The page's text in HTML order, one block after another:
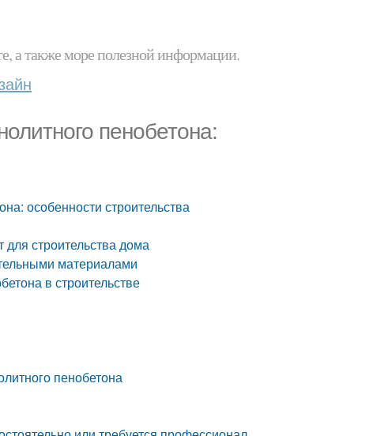
а также море полезной информации.
пенобетона:
особенности строительства
строительства дома
материалами
в строительстве
пенобетона